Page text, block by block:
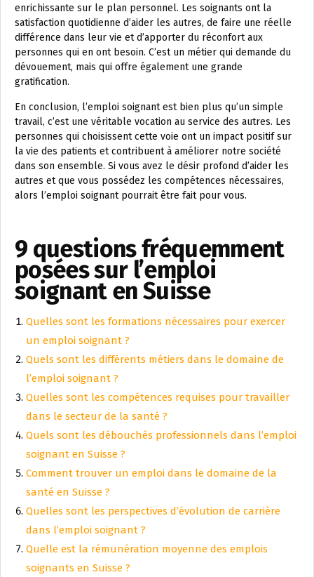
enrichissante sur le plan personnel. Les soignants ont la
satisfaction quotidienne d’aider les autres, de faire une réelle
différence dans leur vie et d’apporter du réconfort aux
personnes qui en ont besoin. C’est un métier qui demande du
dévouement, mais qui offre également une grande
gratification.
En conclusion, l’emploi soignant est bien plus qu’un simple
travail, c’est une véritable vocation au service des autres. Les
personnes qui choisissent cette voie ont un impact positif sur
la vie des patients et contribuent à améliorer notre société
dans son ensemble. Si vous avez le désir profond d’aider les
autres et que vous possédez les compétences nécessaires,
alors l’emploi soignant pourrait être fait pour vous.
9 questions fréquemment
posées sur l’emploi
soignant en Suisse
Quelles sont les formations nécessaires pour exercer
un emploi soignant ?
Quels sont les différents métiers dans le domaine de
l’emploi soignant ?
Quelles sont les compétences requises pour travailler
dans le secteur de la santé ?
Quels sont les débouchés professionnels dans l’emploi
soignant en Suisse ?
Comment trouver un emploi dans le domaine de la
santé en Suisse ?
Quelles sont les perspectives d’évolution de carrière
dans l’emploi soignant ?
Quelle est la rémunération moyenne des emplois
soignants en Suisse ?